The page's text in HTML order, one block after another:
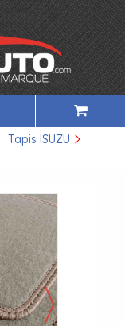
Tapis ISUZU